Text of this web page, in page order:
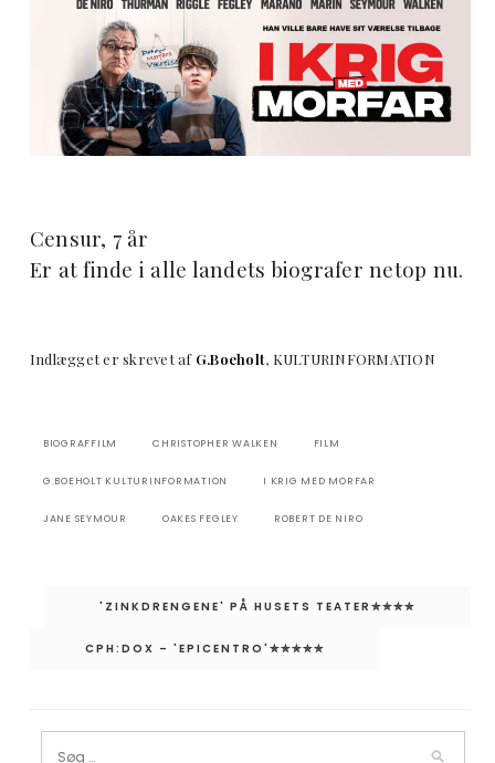
Censur, 7 år
Er at finde i alle landets biografer netop nu.
Indlægget er skrevet af G.Boeholt, KULTURINFORMATION
BIOGRAFFILM CHRISTOPHER WALKEN FILM
G.BOEHOLT KULTURINFORMATION I KRIG MED MORFAR
JANE SEYMOUR OAKES FEGLEY ROBERT DE NIRO
Indlægsnavigation
'ZINKDRENGENE' PÅ HUSETS TEATER✮✮✮✮
CPH:DOX – 'EPICENTRO'✮✮✮✮✮